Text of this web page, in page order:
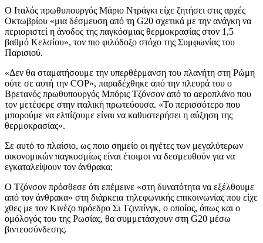
Ο Ιταλός πρωθυπουργός Μάριο Ντράγκι είχε ζητήσει στις αρχές
Οκτωβρίου «μια δέσμευση από τη G20 σχετικά με την ανάγκη να
περιοριστεί η άνοδος της παγκόσμιας θερμοκρασίας στον 1,5
βαθμό Κελσίου», τον πιο φιλόδοξο στόχο της Συμφωνίας του
Παρισιού.
«Δεν θα σταματήσουμε την υπερθέρμανση του πλανήτη στη Ρώμη
ούτε σε αυτή την COP», παραδέχθηκε από την πλευρά του ο
Βρετανός πρωθυπουργός Μπόρις Τζόνσον από το αεροπλάνο που
τον μετέφερε στην ιταλική πρωτεύουσα. «Το περισσότερο που
μπορούμε να ελπίζουμε είναι να καθυστερήσει η αύξηση της
θερμοκρασίας».
Σε αυτό το πλαίσιο, ως ποιο σημείο οι ηγέτες των μεγαλύτερων
οικονομικών παγκοσμίως είναι έτοιμοι να δεσμευθούν για να
εγκαταλείψουν τον άνθρακα;
Ο Τζόνσον πρόσθεσε ότι επέμεινε «στη δυνατότητα να εξέλθουμε
από τον άνθρακα» στη διάρκεια τηλεφωνικής επικοινωνίας που είχε
χθες με τον Κινέζο πρόεδρο Σι Τζινπίνγκ, ο οποίος, όπως και ο
ομόλογός του της Ρωσίας, θα συμμετάσχουν στη G20 μέσω
βιντεοσύνδεσης.